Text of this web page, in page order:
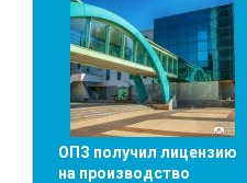
ОПЗ получил лицензию
на производство